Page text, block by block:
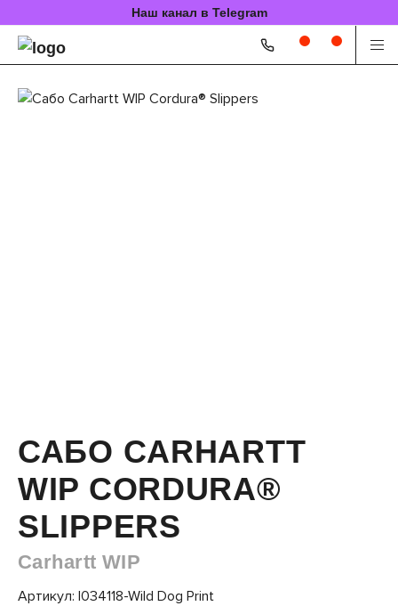
Наш канал в Telegram
САБО CARHARTT
WIP CORDURA®
SLIPPERS
Carhartt WIP
Артикул: I034118-Wild Dog Print